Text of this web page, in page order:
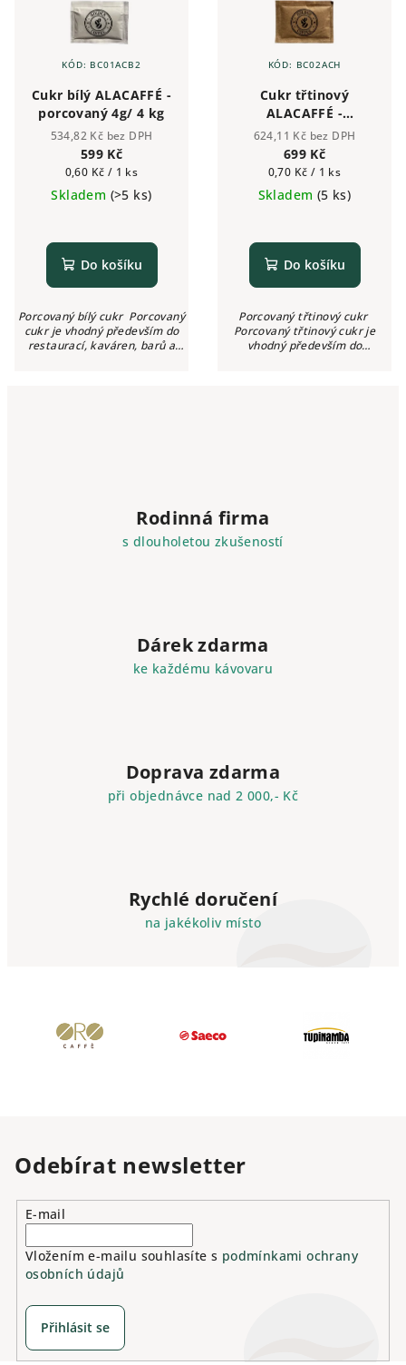
Rodinná firma
s dlouholetou zkušeností
Dárek zdarma
ke každému kávovaru
Doprava zdarma
při objednávce nad 2 000,- Kč
Rychlé doručení
na jakékoliv místo
Cukr bílý ALACAFFÉ -
porcovaný 4g/ 4 kg
534,82 Kč bez DPH
599 Kč
Měrná
cena:
0,60 Kč / 1 ks
Skladem (>5 ks)
Do košíku
Porcovaný bílý cukr Porcovaný
cukr je vhodný především do
restaurací, kaváren, barů a
KÓD: BC01ACB2
Cukr třtinový
ALACAFFÉ -
porcovaný 4g/ 4 kg
624,11 Kč bez DPH
699 Kč
Měrná
cena:
0,70 Kč / 1 ks
Skladem (5 ks)
Do košíku
Porcovaný třtinový cukr
Porcovaný třtinový cukr je
vhodný především do
KÓD: BC02ACH
Odebírat newsletter
E-mail
Vložením e-mailu souhlasíte s podmínkami ochrany
osobních údajů
Přihlásit se